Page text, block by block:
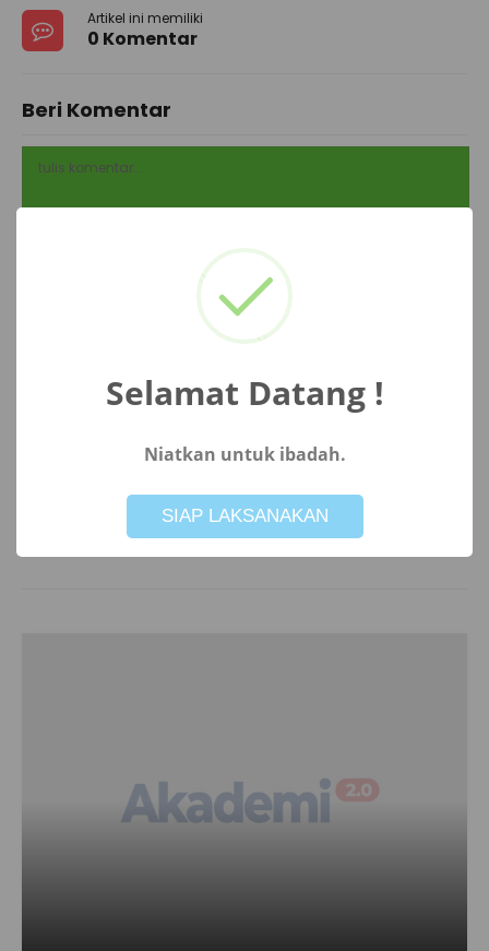
Artikel ini memiliki
0 Komentar
Beri Komentar
Simpan nama, email, dan situs web saya pada peramban ini
Selamat Datang !
Niatkan untuk ibadah.
SIAP LAKSANAKAN